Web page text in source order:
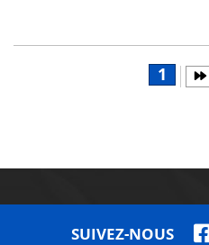
1
SUIVEZ-NOUS